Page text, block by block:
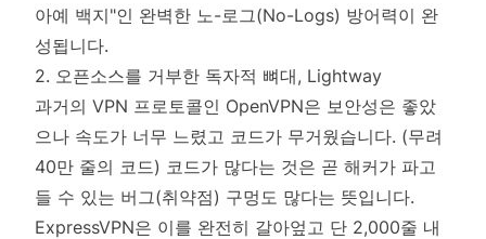
아예 백지"인 완벽한 노-로그(No-Logs) 방어력이 완
성됩니다.
2. 오픈소스를 거부한 독자적 뼈대, Lightway
과거의 VPN 프로토콜인 OpenVPN은 보안성은 좋았
으나 속도가 너무 느렸고 코드가 무거웠습니다. (무려
40만 줄의 코드) 코드가 많다는 것은 곧 해커가 파고
들 수 있는 버그(취약점) 구멍도 많다는 뜻입니다.
ExpressVPN은 이를 완전히 갈아엎고 단 2,000줄 내